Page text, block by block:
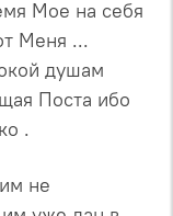
Мое на себя
Меня ...
душам
Поста ибо
.
не